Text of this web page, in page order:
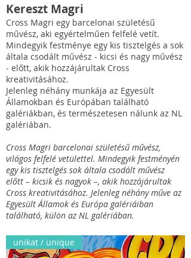
Kereszt Magri
Cross Magri egy barcelonai születésű
művész, aki egyértelműen felfelé vetít.
Mindegyik festménye egy kis tisztelgés a sok
általa csodált művész - kicsi és nagy művész
- előtt, akik hozzájárultak Cross
kreativitásához.
Jelenleg néhány munkája az Egyesült
Államokban és Európában található
galériákban, és természetesen nálunk az NL
galériában.
Cross Magri barcelonai születésű művész,
világos felfelé vetülettel. Mindegyik festményén
egy kis tisztelgés sok általa csodált művész
előtt – kicsik és nagyok –, akik hozzájárultak
Cross kreativitásához. Jelenleg néhány műve az
Egyesült Államok és Európa galériáiban
található, külön az NL galériában.
unikat / unique